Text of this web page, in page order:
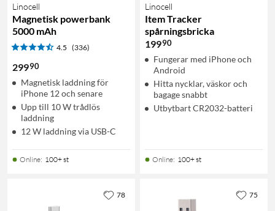
Linocell
Magnetisk powerbank
5000 mAh
4.5 (336)
29990
Magnetisk laddning för
iPhone 12 och senare
Upp till 10 W trådlös
laddning
12 W laddning via USB-C
Online: 100+ st
Linocell
Item Tracker
spårningsbricka
19990
Fungerar med iPhone och
Android
Hitta nycklar, väskor och
bagage snabbt
Utbytbart CR2032-batteri
Online: 100+ st
78 75